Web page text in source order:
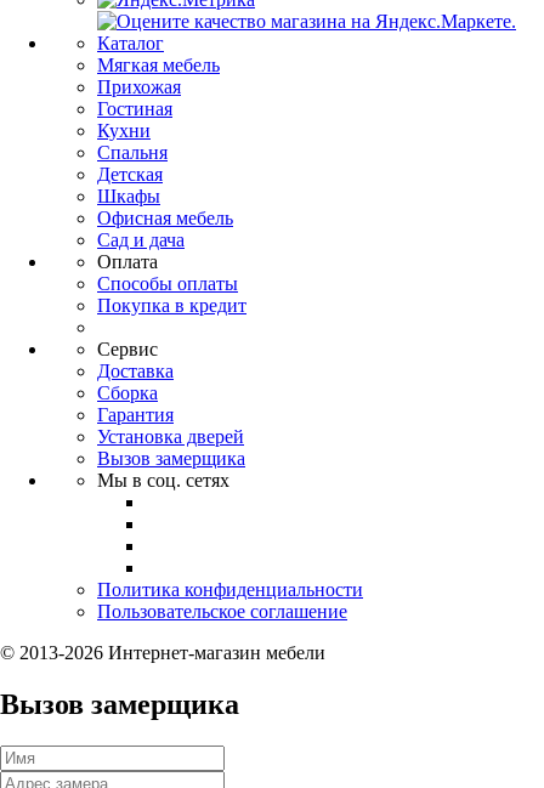
Каталог
Мягкая мебель
Прихожая
Гостиная
Кухни
Спальня
Детская
Шкафы
Офисная мебель
Сад и дача
Оплата
Способы оплаты
Покупка в кредит
Сервис
Доставка
Сборка
Гарантия
Установка дверей
Вызов замерщика
Мы в соц. сетях
Политика конфиденциальности
Пользовательское соглашение
© 2013-2026 Интернет-магазин мебели
Вызов замерщика